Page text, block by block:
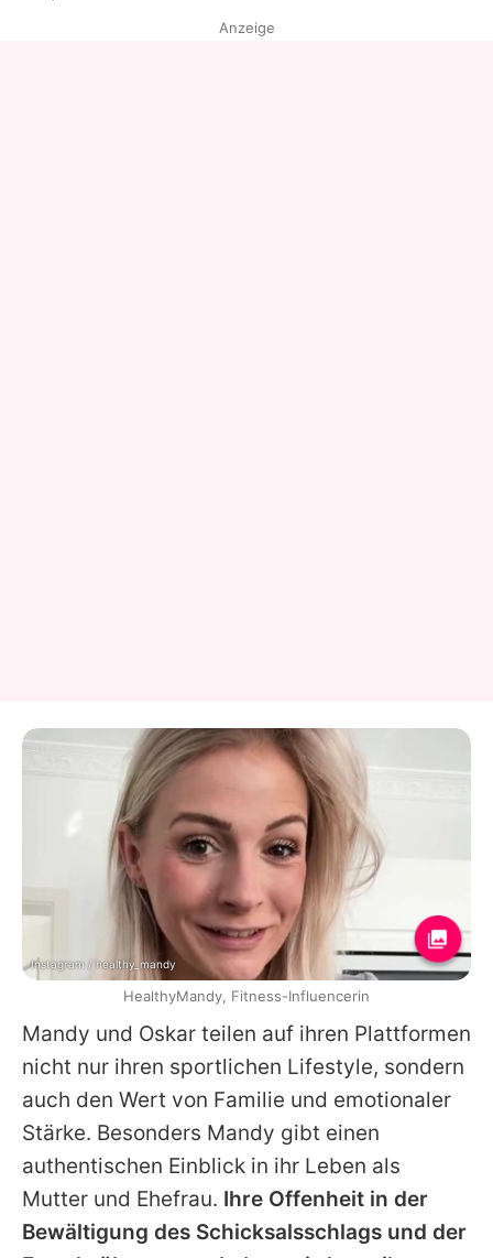
Mandy und Oskar teilen auf ihren Plattformen
nicht nur ihren sportlichen Lifestyle, sondern
auch den Wert von Familie und emotionaler
Stärke. Besonders Mandy gibt einen
authentischen Einblick in ihr Leben als
Mutter und Ehefrau. Ihre Offenheit in der
Bewältigung des Schicksalsschlags und der
Anzeige
Instagram / healthy_mandy
HealthyMandy, Fitness-Influencerin